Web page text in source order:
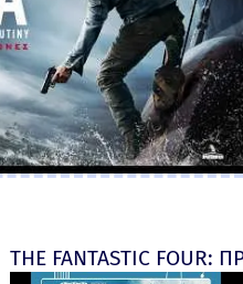
ΜΕΡΑ (Spider-Man:
THE FANTASTIC